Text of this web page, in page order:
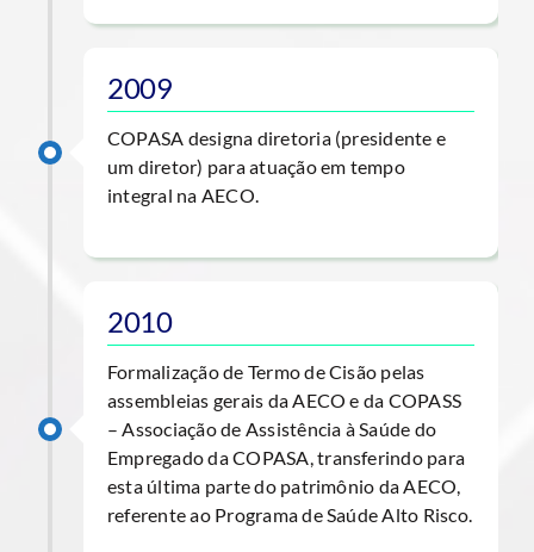
2009
COPASA designa diretoria (presidente e
um diretor) para atuação em tempo
integral na AECO.
2010
Formalização de Termo de Cisão pelas
assembleias gerais da AECO e da COPASS
– Associação de Assistência à Saúde do
Empregado da COPASA, transferindo para
esta última parte do patrimônio da AECO,
referente ao Programa de Saúde Alto Risco.